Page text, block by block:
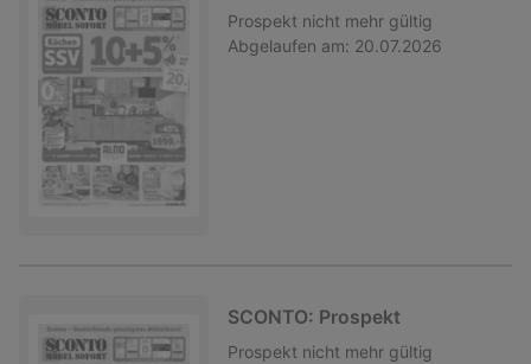
Prospekt nicht mehr gültig
Abgelaufen am: 20.07.2026
SCONTO: Prospekt
Prospekt nicht mehr gültig